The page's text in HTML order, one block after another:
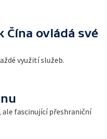
Čína ovládá své
využití služeb.
fascinující přeshraniční